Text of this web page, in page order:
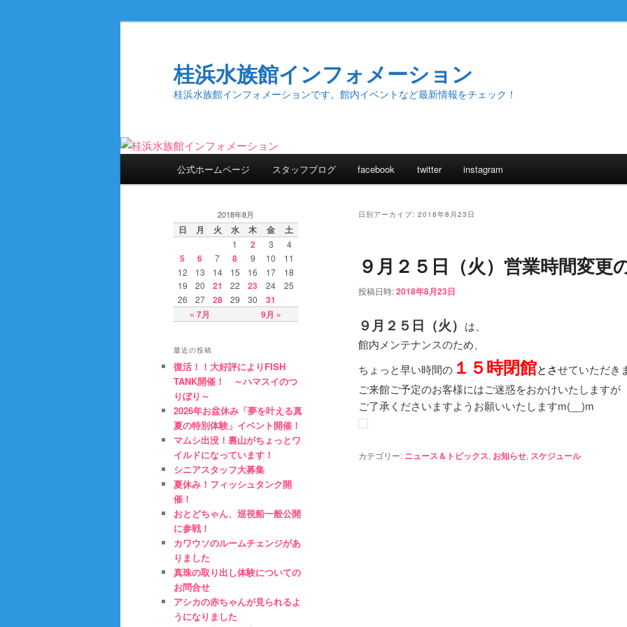
桂浜水族館インフォメーション
桂浜水族館インフォメーションです。館内イベントなど最新情報をチェック！
メ
ン
コ
ン
ン
ツ
へ
移
動
サ
コ
ン
テ
ツ
へ
移
動
公式ホームページ スタッフブログ facebook twitter instagram
日別アーカイブ: 2018年8月23日
９月２５日（火）営業時間変更
投稿日時:2018年8月23日
９月２５日（火） は、
館内メンテナンスのため、
ちょっと早い時間の １５時閉館と させていただき
ご来館ご予定のお客様にはご迷惑をおかけいたしますが
ご了承くださいますようお願いいたしますm(__)m
カテゴリー: ニュース＆トピックス, お知らせ, スケジュール
2018年8月
日 月 火 水 木 金 土
« 7月 9月 »
1 2 3 4
5 6 7 8 9 10
11
12
13 14 15 16 17
18
19
20 21 22 23 24
25
26
27 28 29 30 31
最近の投稿
復活！！大好評によりFISH
TANK開催！ ～ハマスイのつ
りぼり～
2026年お盆休み「夢を叶える真
夏の特別体験」イベント開催！
マムシ出没！裏山がちょっとワ
イルドになっています！
シニアスタッフ大募集
夏休み！フィッシュタンク開
催！
おとどちゃん、巡視船一般公開
に参戦！
カワウソのルームチェンジがあ
りました
真珠の取り出し体験についての
お問合せ
アシカの赤ちゃんが見られるよ
うになりました